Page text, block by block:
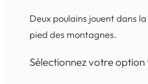
Deux poulains jouent dans
pied des montagnes.
Sélectionnez votre